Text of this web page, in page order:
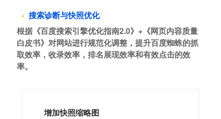
搜索诊断与快照优化
根据《百度搜索引擎优化指南2.0》+《网页内容质量
白皮书》对网站进行规范化调整，提升百度蜘蛛的抓
取效率，收录效率，排名展现效率和有效点击的效
率。
增加快照缩略图